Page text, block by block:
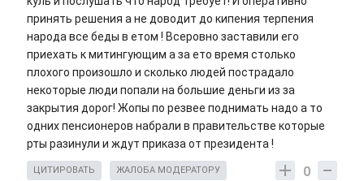
принять решения а не доводит до кипения терпения
народа все беды в етом ! Всеровно заставили его
приехать к митингующим а за ето время столько
плохого произошло и сколько людей пострадало
некоторые люди попали на большие деньги из за
закрытия дорог! Жопы по резвее поднимать надо а то
одних пенсионеров набрали в правительстве которые
рты разинули и ждут приказа от президента !
0
ЦИТИРОВАТЬ ЖАЛОБА МОДЕРАТОРУ